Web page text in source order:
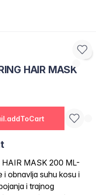
HAIR MASK
HAIR MASK 200 ML-
i obnavlja suhu kosu i
i trajnog